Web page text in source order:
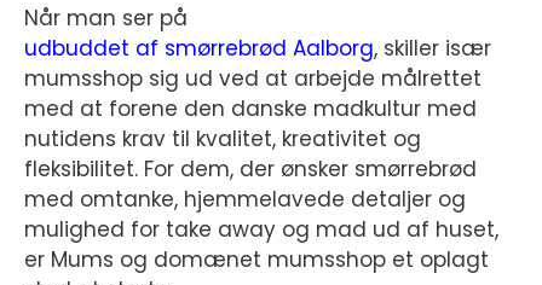
Når man ser på
udbuddet af smørrebrød Aalborg, skiller især
mumsshop sig ud ved at arbejde målrettet
med at forene den danske madkultur med
nutidens krav til kvalitet, kreativitet og
fleksibilitet. For dem, der ønsker smørrebrød
med omtanke, hjemmelavede detaljer og
mulighed for take away og mad ud af huset,
er Mums og domænet mumsshop et oplagt